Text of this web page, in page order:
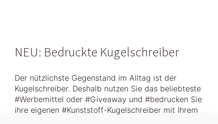
NEU: Bedruckte Kugelschreiber
Der nützlichste Gegenstand im Alltag ist der
Kugelschreiber. Deshalb nutzen Sie das beliebteste
#Werbemittel oder #Giveaway und #bedrucken Sie
ihre eigenen #Kunststoff-Kugelschreiber mit Ihrem